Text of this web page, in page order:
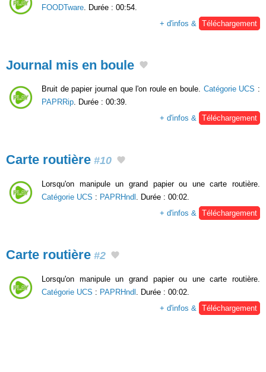
FOODTware . Durée : 00:54.
+ d'infos &
Téléchargement
Journal mis en boule
Bruit de papier journal que l'on roule en boule. Catégorie UCS :
PAPRRip. Durée : 00:39.
+ d'infos & Téléchargement
Carte routière #10
Lorsqu'on manipule un grand papier ou une carte routière.
Catégorie UCS : PAPRHndl
. Durée : 00:02.
+ d'infos &
Téléchargement
Carte routière #2
Lorsqu'on manipule un grand papier ou une carte routière.
Catégorie UCS : PAPRHndl . Durée : 00:02.
+ d'infos &
Téléchargement